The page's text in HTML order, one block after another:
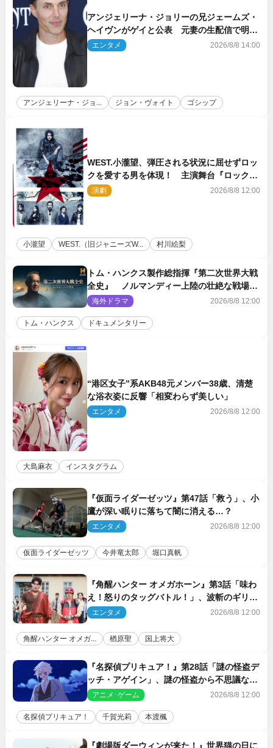
アンジェリーナ・ジョリーの兄ジェームズ・
ヘイヴンがゲイと公表 元妻の生配信で明ら
かに
エンタメ 2026/8/8 14:00
アンジェリーナ・ジョ... ジョン・ヴォイト ゴシップ
WEST.小瀧望、弾圧される状況に屈せずロッ
クを愛する男を体現！ 主演舞台『ロックン
ロール』ビジュアル解禁
演劇 2026/8/8 12:00
小瀧望 WEST.（旧ジャニーズW... 村川絵梨
トム・ハンクス製作総指揮『第二次世界大戦
全史』 ノルマンディー上陸の壮絶な戦場を
収めた特別映像解禁
海外ドラマ 2026/8/8 12:00
トム・ハンクス ドキュメンタリー
“港区女子”系AKB48元メンバー38歳、清楚
な浴衣姿に反響「相変わらず美しい」
エンタメ 2026/8/8 12:00
大島麻衣 インスタグラム
『仮面ライダーゼッツ』第47話「救う」、小
鷹が深い眠りに落ちて闇に消える…？
エンタメ 2026/8/8 12:00
仮面ライダーゼッツ 今井竜太郎 堀口真帆
『角醒ハンター オメガホーン』第3話「味わ
え！怒りのタッグバトル！」、波斬のギリコ
がハンターバトルを挑んできた！
エンタメ 2026/8/8 12:00
角醒ハンター オメガ... 楢原聖 国上将大
『名探偵プリキュア！』第28話「謎の怪盗デ
ッチ・アゲイン」、謎の怪盗から不思議な予
告状が届く
アニメ･ゲーム 2026/8/8 12:00
名探偵プリキュア！ 千賀光莉 本渡楓
『劇場版ダーウィンが来た！』世界猫の日に